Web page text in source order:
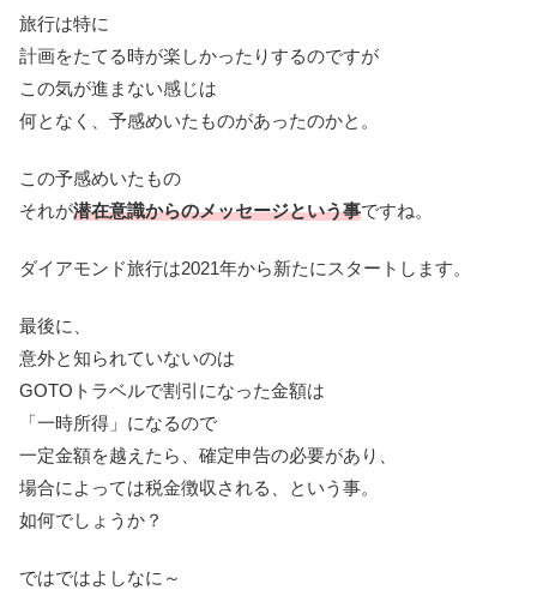
旅行は特に
計画をたてる時が楽しかったりするのですが
この気が進まない感じは
何となく、予感めいたものがあったのかと。
この予感めいたもの
それが潜在意識からのメッセージという事ですね。
ダイアモンド旅行は2021年から新たにスタートします。
最後に、
意外と知られていないのは
GOTOトラベルで割引になった金額は
「一時所得」になるので
一定金額を越えたら、確定申告の必要があり、
場合によっては税金徴収される、という事。
如何でしょうか？
ではではよしなに～